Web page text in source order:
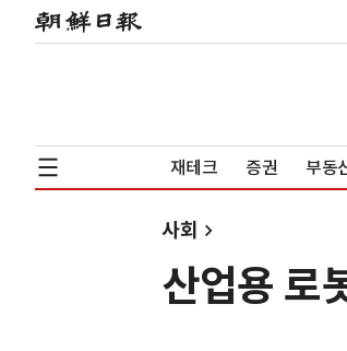
재테크 증권 부동
사회
산업용 로